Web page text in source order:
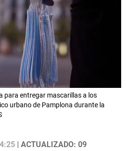
para entregar mascarillas a los
urbano de Pamplona durante la
| ACTUALIZADO: 09